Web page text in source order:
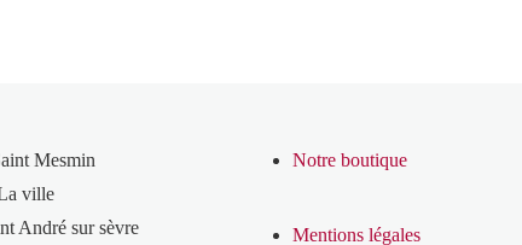
Mesmin
ville
André sur sèvre
Notre boutique
Mentions légales